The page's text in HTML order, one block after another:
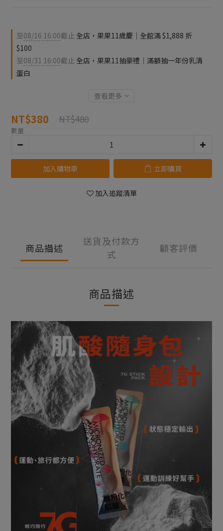
至08/16 16:00截止 全店，果果11歲慶｜全館滿 $1,888 折
$100
至08/31 16:00截止 全店，果果11抽豪禮｜滿額抽一年份乳清
蛋白
查看更多
NT$380 NT$480
數量
加入購物車 立即購買
加入追蹤清單
商品描述
送貨及付款方
式
顧客評價
商品描述